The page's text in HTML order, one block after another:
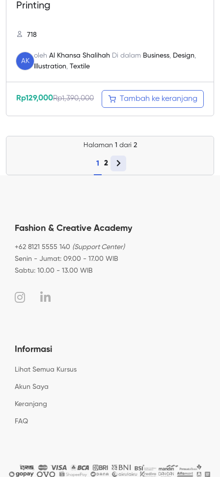
Printing
718
AK
oleh Al Khansa Shalihah Di dalam Business Design
Illustration Textile
Rp129,000Rp1,390,000 Tambah ke keranjang
Halaman 1 dari 2
1 2
Fashion & Creative Academy
+62 8121 5555 140 (Support Center)
Senin - Jumat: 09.00 - 17.00 WIB
Sabtu: 10.00 - 13.00 WIB
Informasi
Lihat Semua Kursus
Akun Saya
Keranjang
FAQ